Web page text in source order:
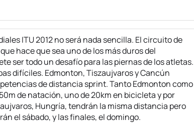
ITU 2012 no será nada sencilla. El circuito de
hace que sea uno de los más duros del
ser todo un desafío para las piernas de los atletas.
difíciles. Edmonton, Tiszaujvaros y Cancún
de distancia sprint. Tanto Edmonton como
de natación, uno de 20km en bicicleta y por
Hungría, tendrán la misma distancia pero
el sábado, y las finales, el domingo.